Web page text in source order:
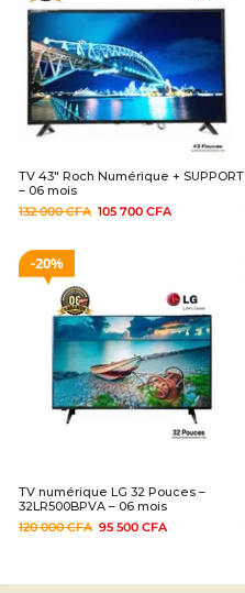
TV 43″ Roch Numérique + SUPPORT
– 06 mois
132 000CFA 105 700 CFA
20%
TV numérique LG 32 Pouces –
32LR500BPVA – 06 mois
120 000CFA 95 500 CFA